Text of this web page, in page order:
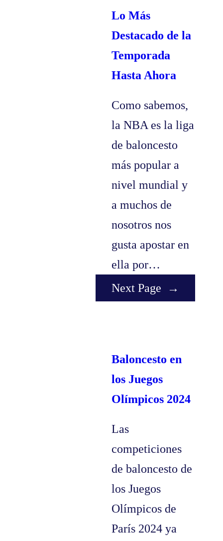
Lo Más
Destacado de la
Temporada
Hasta Ahora
Como sabemos,
la NBA es la liga
de baloncesto
más popular a
nivel mundial y
a muchos de
nosotros nos
gusta apostar en
ella por…
Next Page
→
Baloncesto en
los Juegos
Olímpicos 2024
Las
competiciones
de baloncesto de
los Juegos
Olímpicos de
París 2024 ya